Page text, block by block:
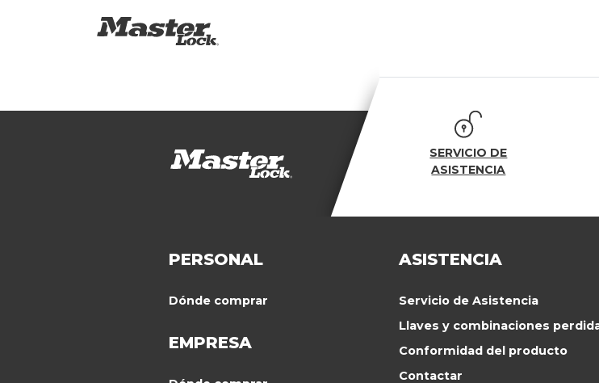
SERVICIO DE
ASISTENCIA
PERSONAL
Dónde comprar
EMPRESA
ASISTENCIA
Servicio de Asistencia
Llaves y combinaciones
Conformidad del producto
Contactar